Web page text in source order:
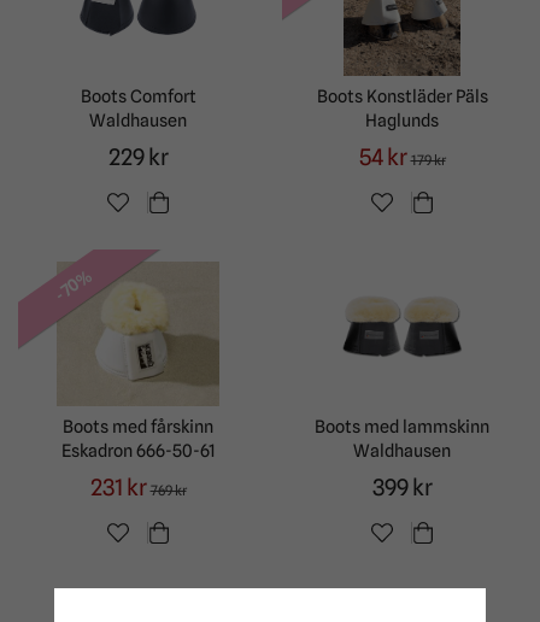
Boots Comfort
Waldhausen
229 kr
Boots Konstläder Päls
Haglunds
54 kr 179 kr
-70%
Boots med fårskinn
Eskadron 666-50-61
231 kr 769 kr
Boots med lammskinn
Waldhausen
399 kr